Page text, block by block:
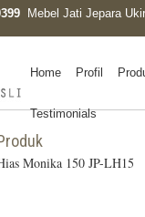
Mebel Jati Jepara
Home Profil
Testimonials
Monika 150 JP-LH15